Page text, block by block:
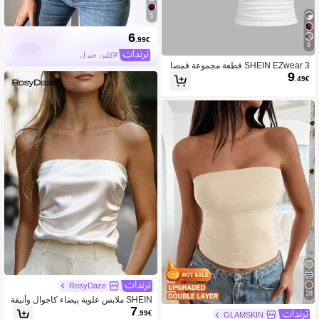
9
SHEIN EZwear 3 قطعة مجموعة قمصا
ن أنبوبية للنساء مكدسة ومكرمشة بتصم
9.49€
28
GLAMSKIN
5
6 .99€
#كلين جيرل
RosyDaze
SHEIN ملابس علوية بيضاء كاجوال وأنيقة
للنساء، ملابس علوية أنبوبية مشدودة بطيا
7 .99€